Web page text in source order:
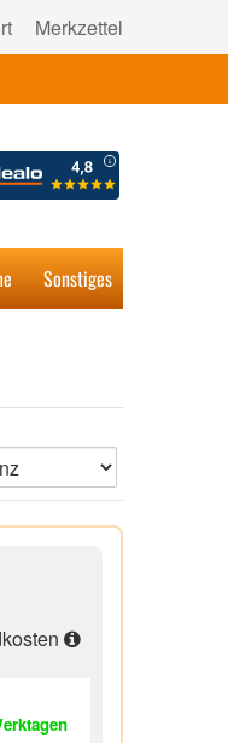
Merkzettel
Sonstiges